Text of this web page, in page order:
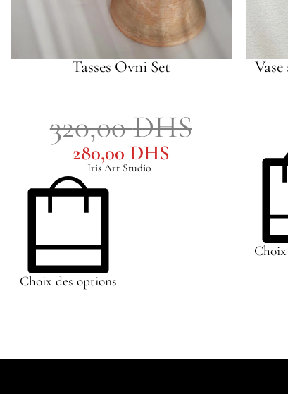
Tasses Ovni Set
Iris Art Studio
320,00DHS
280,00 DHS
Choix des options